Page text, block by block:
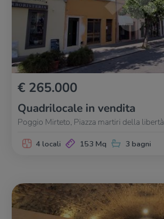
€ 265.000
Quadrilocale in vendita
Poggio Mirteto, Piazza martiri della libertà
4 locali 153 Mq 3 bagni